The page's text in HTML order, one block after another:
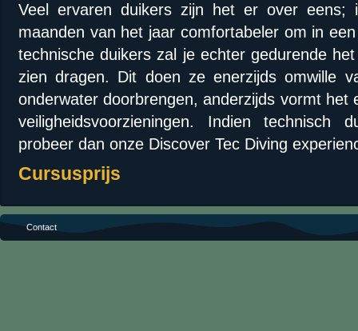
Veel ervaren duikers zijn het er over
maanden van het jaar comfortabeler om in
technische duikers zal je echter gedurende
zien dragen. Dit doen ze enerzijds omwille
onderwater doorbrengen, anderzijds vormt het
veiligheidsvoorzieningen. Indien technisch
probeer dan onze Discover Tec Diving
Cursusprijs
Contact